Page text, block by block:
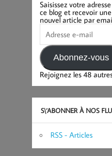
Saisissez votre
ce blog et recevoir
nouvel article par
Adresse
e-
mail
Abonnez-vous
Rejoignez les 48
S\’ABONNER À NOS
RSS - Articles